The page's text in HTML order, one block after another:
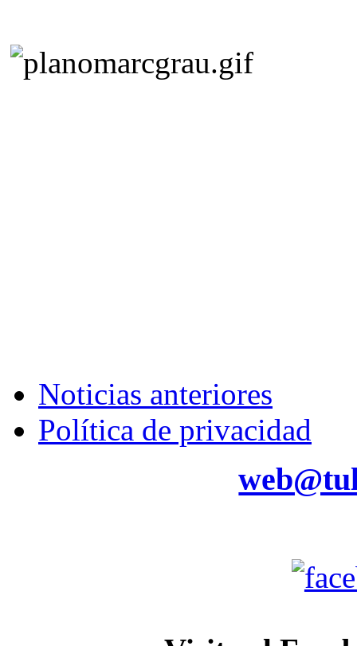
Noticias anteriores
Política de privacidad